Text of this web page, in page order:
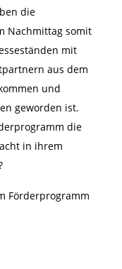
die
Nachmittag somit
mit
aus dem
und
geworden ist.
die
in ihrem
Förderprogramm